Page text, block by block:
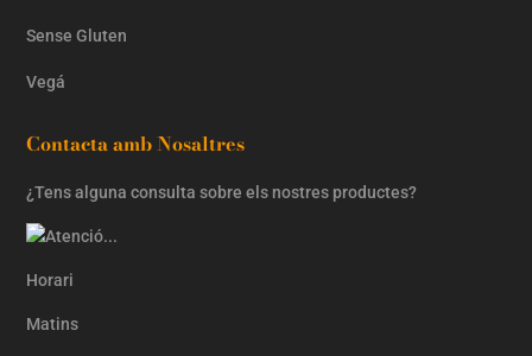
Sense Gluten
Vegá
Contacta amb Nosaltres
¿Tens alguna consulta sobre els nostres productes?
Horari
Matins